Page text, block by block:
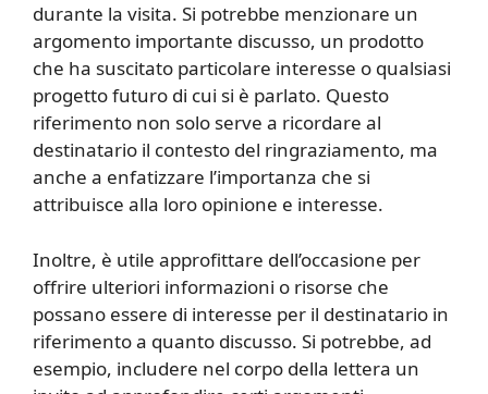
durante la visita. Si potrebbe menzionare un
argomento importante discusso, un prodotto
che ha suscitato particolare interesse o qualsiasi
progetto futuro di cui si è parlato. Questo
riferimento non solo serve a ricordare al
destinatario il contesto del ringraziamento, ma
anche a enfatizzare l’importanza che si
attribuisce alla loro opinione e interesse.
Inoltre, è utile approfittare dell’occasione per
offrire ulteriori informazioni o risorse che
possano essere di interesse per il destinatario in
riferimento a quanto discusso. Si potrebbe, ad
esempio, includere nel corpo della lettera un